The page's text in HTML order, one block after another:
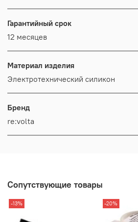
Гарантийный срок
12 месяцев
Материал изделия
Электротехнический силикон
Бренд
re:volta
Сопутствующие товары
-13% -20%